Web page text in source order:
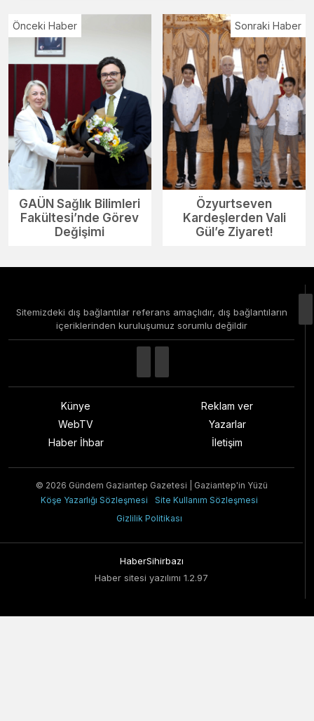
Önceki Haber
GAÜN Sağlık Bilimleri
Fakültesi’nde Görev
Değişimi
Sonraki Haber
Özyurtseven
Kardeşlerden Vali
Gül’e Ziyaret!
Sitemizdeki dış bağlantılar referans amaçlıdır, dış bağlantıların
içeriklerinden kuruluşumuz sorumlu değildir
Künye
WebTV
Haber İhbar
Reklam ver
Yazarlar
İletişim
© 2026 Gündem Gaziantep Gazetesi | Gaziantep'in Yüzü
Köşe Yazarlığı Sözleşmesi
Site Kullanım Sözleşmesi
Gizlilik Politikası
HaberSihirbazı
Haber sitesi yazılımı 1.2.97